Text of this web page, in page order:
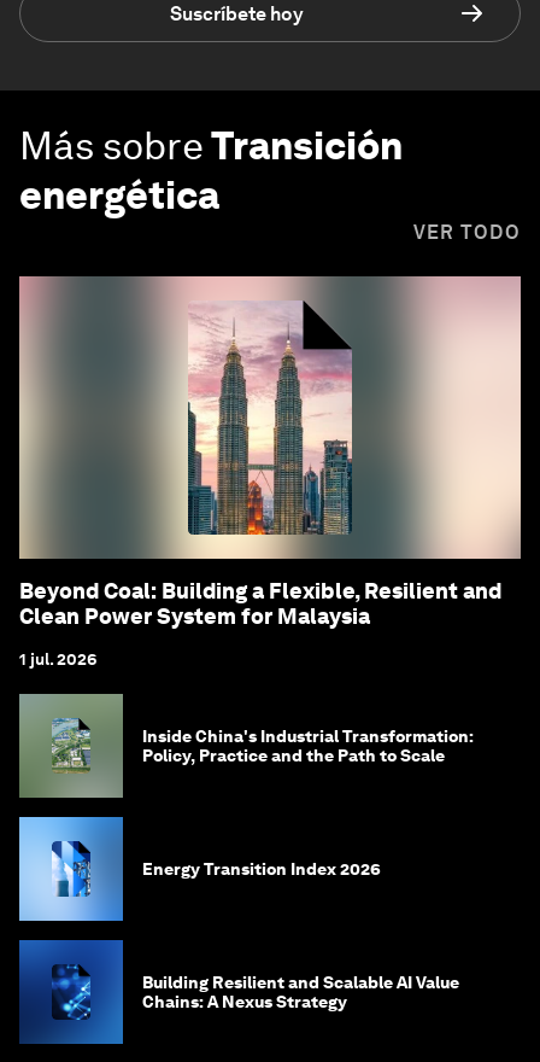
Suscríbete hoy
Más sobreTransición
energética
VER TODO
Beyond Coal: Building a Flexible, Resilient and
Clean Power System for Malaysia
1 jul. 2026
Inside China's Industrial Transformation:
Policy, Practice and the Path to Scale
Energy Transition Index 2026
Building Resilient and Scalable AI Value
Chains: A Nexus Strategy